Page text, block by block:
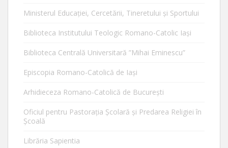
Ministerul Educaţiei, Cercetării, Tineretului şi Sportului
Biblioteca Institutului Teologic Romano-Catolic Iaşi
Biblioteca Centrală Universitară ”Mihai Eminescu”
Episcopia Romano-Catolică de Iaşi
Arhidieceza Romano-Catolică de Bucureşti
Oficiul pentru Pastorația Școlară și Predarea Religiei în
Școală
Librăria Sapientia